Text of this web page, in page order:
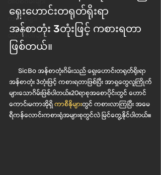
ကာစီနိုများ
ဆောင်းပါးများ
ရှေးဟောင်းတရုတ်ရိုးရာ
အန်စာတုံး 3တုံးဖြင့် ကစားရတာ
ဖြစ်တယ်။
အန်စာတုံး 3တုံးဖြင့် ကစားရတာဖြစ်ပြီး အာရှတွေလူကြိုက်
များသောဂိမ်းဖြစ်ပါတယ်။20ရာစုအစောပိုင်းတွင် ဟောင်
ကောင်၊မကာအိုရှိ ကာစီနိုမျတွင် ကစားလာကြပြီး အမေ
ရီကန်လောင်းကစားရုံအများစုတွင်လဲ မြင်တွေ့နိုင်ပါတယ်၊။